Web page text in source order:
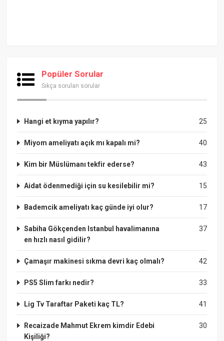
Popüler Sorular
Sıkça sorulan sorular
25
Hangi et kıyma yapılır?
40
Miyom ameliyatı açık mı kapalı mi?
43
Kim bir Müslümanı tekfir ederse?
15
Aidat ödenmediği için su kesilebilir mi?
17
Bademcik ameliyatı kaç günde iyi olur?
37
Sabiha Gökçenden Istanbul havalimanına
en hızlı nasıl gidilir?
42
Çamaşır makinesi sıkma devri kaç olmalı?
33
PS5 Slim farkı nedir?
41
Lig Tv Taraftar Paketi kaç TL?
30
Recaizade Mahmut Ekrem kimdir Edebi
Kişiliği?